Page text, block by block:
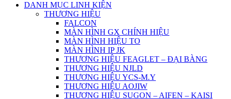
DANH MỤC LINH KIỆN
THƯƠNG HIỆU
FALCON
MÀN HÌNH GX CHÍNH HIỆU
MÀN HÌNH HIỆU TO
MÀN HÌNH IP JK
THƯƠNG HIỆU FEAGLET – ĐẠI BÀNG
THƯƠNG HIỆU NJLD
THƯƠNG HIỆU YCS-M.Y
THƯƠNG HIỆU AOJIW
THƯƠNG HIỆU SUGON – AIFEN – KAISI